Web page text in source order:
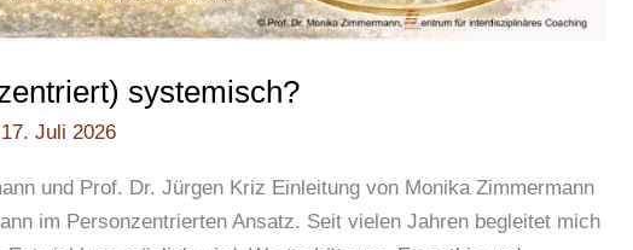
systemisch?
17. Juli 2026
und Prof. Dr. Jürgen Kriz Einleitung von Monika Zimmermann
im Personzentrierten Ansatz. Seit vielen Jahren begleitet mich